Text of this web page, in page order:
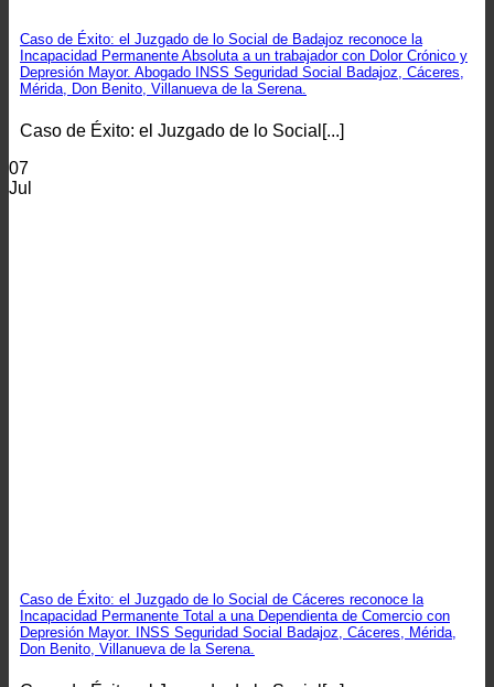
Caso de Éxito: el Juzgado de lo Social de Badajoz reconoce la
Incapacidad Permanente Absoluta a un trabajador con Dolor Crónico y
Depresión Mayor. Abogado INSS Seguridad Social Badajoz, Cáceres,
Mérida, Don Benito, Villanueva de la Serena.
Caso de Éxito: el Juzgado de lo Social[...]
07
Jul
Caso de Éxito: el Juzgado de lo Social de Cáceres reconoce la
Incapacidad Permanente Total a una Dependienta de Comercio con
Depresión Mayor. INSS Seguridad Social Badajoz, Cáceres, Mérida,
Don Benito, Villanueva de la Serena.